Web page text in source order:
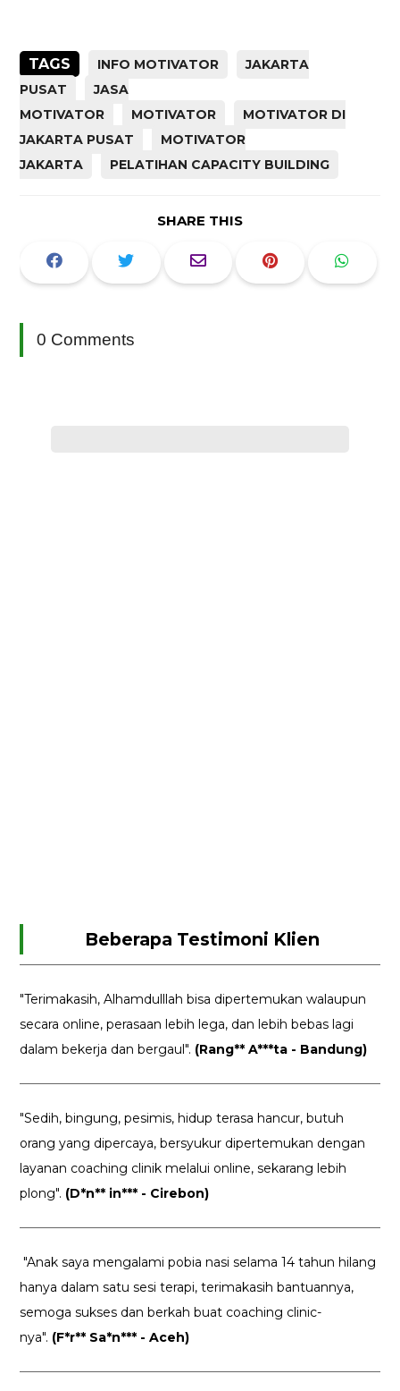
TAGS INFO MOTIVATOR
JAKARTA
PUSAT
JASA
MOTIVATOR
MOTIVATOR
MOTIVATOR DI
JAKARTA PUSAT
MOTIVATOR
JAKARTA
PELATIHAN CAPACITY BUILDING
SHARE THIS
0 Comments
Beberapa Testimoni Klien
"Terimakasih, Alhamdulllah bisa dipertemukan walaupun
secara online, perasaan lebih lega, dan lebih bebas lagi
dalam bekerja dan bergaul". (Rang** A***ta - Bandung)
"Sedih, bingung, pesimis, hidup terasa hancur, butuh
orang yang dipercaya, bersyukur dipertemukan dengan
layanan coaching clinik melalui online, sekarang lebih
plong". (D*n** in*** - Cirebon)
"Anak saya mengalami pobia nasi selama 14 tahun hilang
hanya dalam satu sesi terapi, terimakasih bantuannya,
semoga sukses dan berkah buat coaching clinic-
nya". (F*r** Sa*n*** - Aceh)